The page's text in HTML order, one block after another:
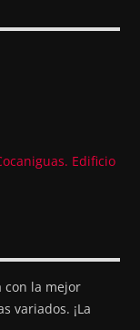
Edificio
con la mejor
variados. ¡La